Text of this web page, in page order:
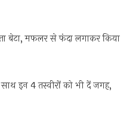
बेटा, मफलर से फंदा लगाकर किया
इन 4 तस्वीरों को भी दें जगह,